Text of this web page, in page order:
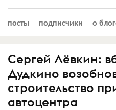
посты подписчики о
Сергей Лёвкин:
Дудкино
строительство
автоцентра